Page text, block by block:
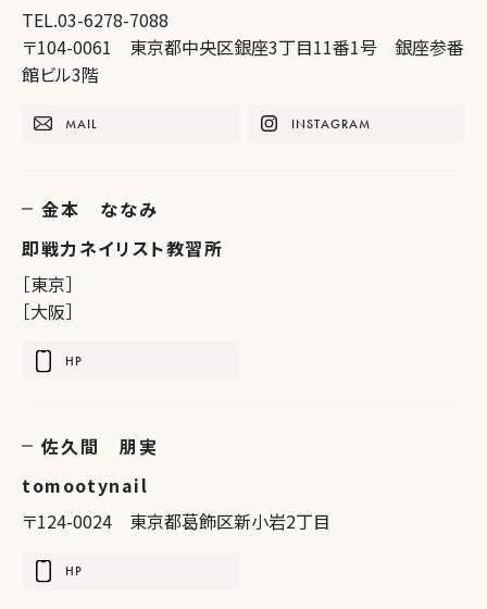
TEL.03-6278-7088
〒104-0061 東京都中央区銀座3丁目11番1号 銀座参番
館ビル3階
MAIL INSTAGRAM
金本 ななみ
即戦力ネイリスト教習所
［東京］
［大阪］
HP
佐久間 朋実
tomootynail
〒124-0024 東京都葛飾区新小岩2丁目
HP